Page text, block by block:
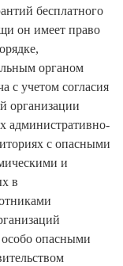
бесплатного
он имеет право
органом
с учетом согласия
организации
административно-
с опасными
и
в
опасными